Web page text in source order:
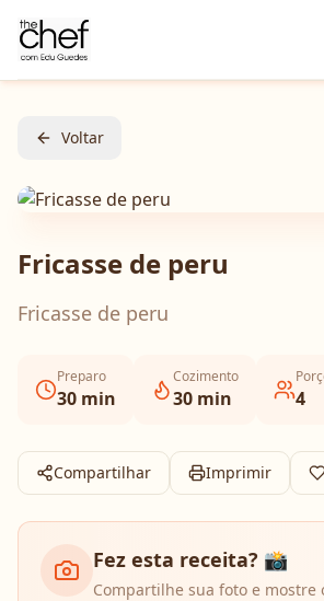
Voltar
Fricasse de peru
Fricasse de peru
Preparo
30 min
Cozimento
30 min 4
Compartilhar Imprimir
Fez esta receita? 📸
Compartilhe sua foto e mostre